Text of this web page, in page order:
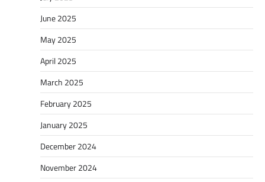
June 2025
May 2025
April 2025
March 2025
February 2025
January 2025
December 2024
November 2024